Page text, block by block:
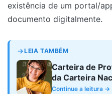
existência de um portal/
documento digitalmente.
LEIA TAMBÉM
Carteira de
da Carteira
Versão Digital
Continue a leitura →